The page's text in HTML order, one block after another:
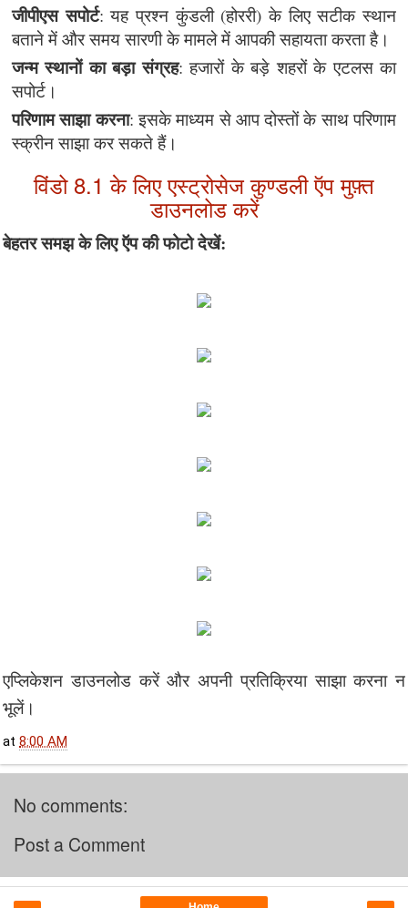
जीपीएस सपोर्ट: यह प्रश्न कुंडली (होररी) के लिए सटीक स्थान
बताने में और समय सारणी के मामले में आपकी सहायता करता है।
जन्म स्थानों का बड़ा संग्रह: हजारों के बड़े शहरों के एटलस का
सपोर्ट।
परिणाम साझा करना: इसके माध्यम से आप दोस्तों के साथ परिणाम
स्क्रीन साझा कर सकते हैं।
विंडो 8.1 के लिए एस्ट्रोसेज कुण्डली ऍप मुफ़्त
डाउनलोड करें
बेहतर समझ के लिएऍप की फोटो देखें:
एप्लिकेशन डाउनलोड करें और अपनी प्रतिक्रिया साझा करना न
भूलें।
at 8:00 AM
No comments:
Post a Comment